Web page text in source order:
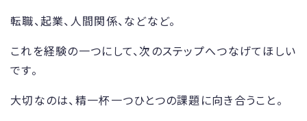
転職、起業、人間関係、などなど。
これを経験の一つにして、次のステップへつなげてほしい
です。
大切なのは、精一杯一つひとつの課題に向き合うこと。